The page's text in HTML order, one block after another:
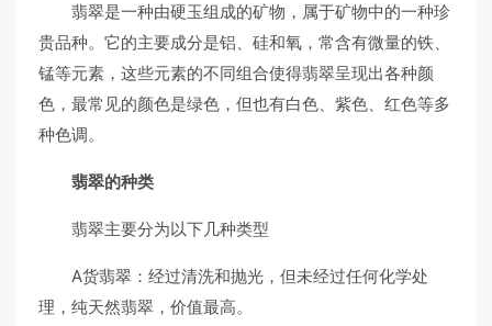
翡翠是一种由硬玉组成的矿物，属于矿物中的一种珍
贵品种。它的主要成分是铝、硅和氧，常含有微量的铁、
锰等元素，这些元素的不同组合使得翡翠呈现出各种颜
色，最常见的颜色是绿色，但也有白色、紫色、红色等多
种色调。
翡翠的种类
翡翠主要分为以下几种类型
A货翡翠：经过清洗和抛光，但未经过任何化学处
理，纯天然翡翠，价值最高。